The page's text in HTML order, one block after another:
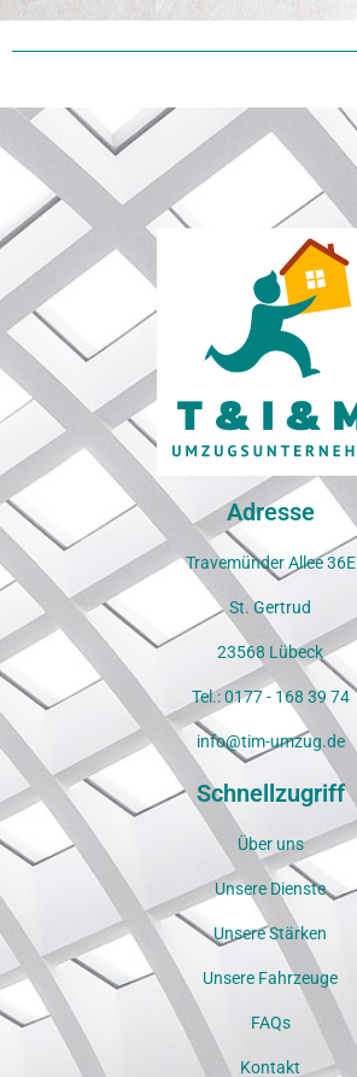
Adresse
Travemünder Allee 36E​
St. Gertrud​
23568 Lübeck​
Tel.: 0177 - 168 39 74​
info@tim-umzug.de​
Schnellzugriff
Über uns
Unsere Dienste
Unsere Stärken
Unsere Fahrzeuge
FAQs
Kontakt